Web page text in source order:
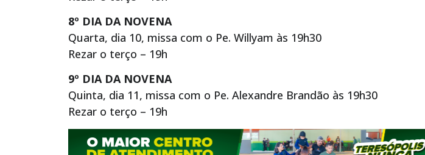
8º DIA DA NOVENA
Quarta, dia 10, missa com o Pe. Willyam às 19h30
Rezar o terço – 19h
9º DIA DA NOVENA
Quinta, dia 11, missa com o Pe. Alexandre Brandão às 19h30
Rezar o terço – 19h